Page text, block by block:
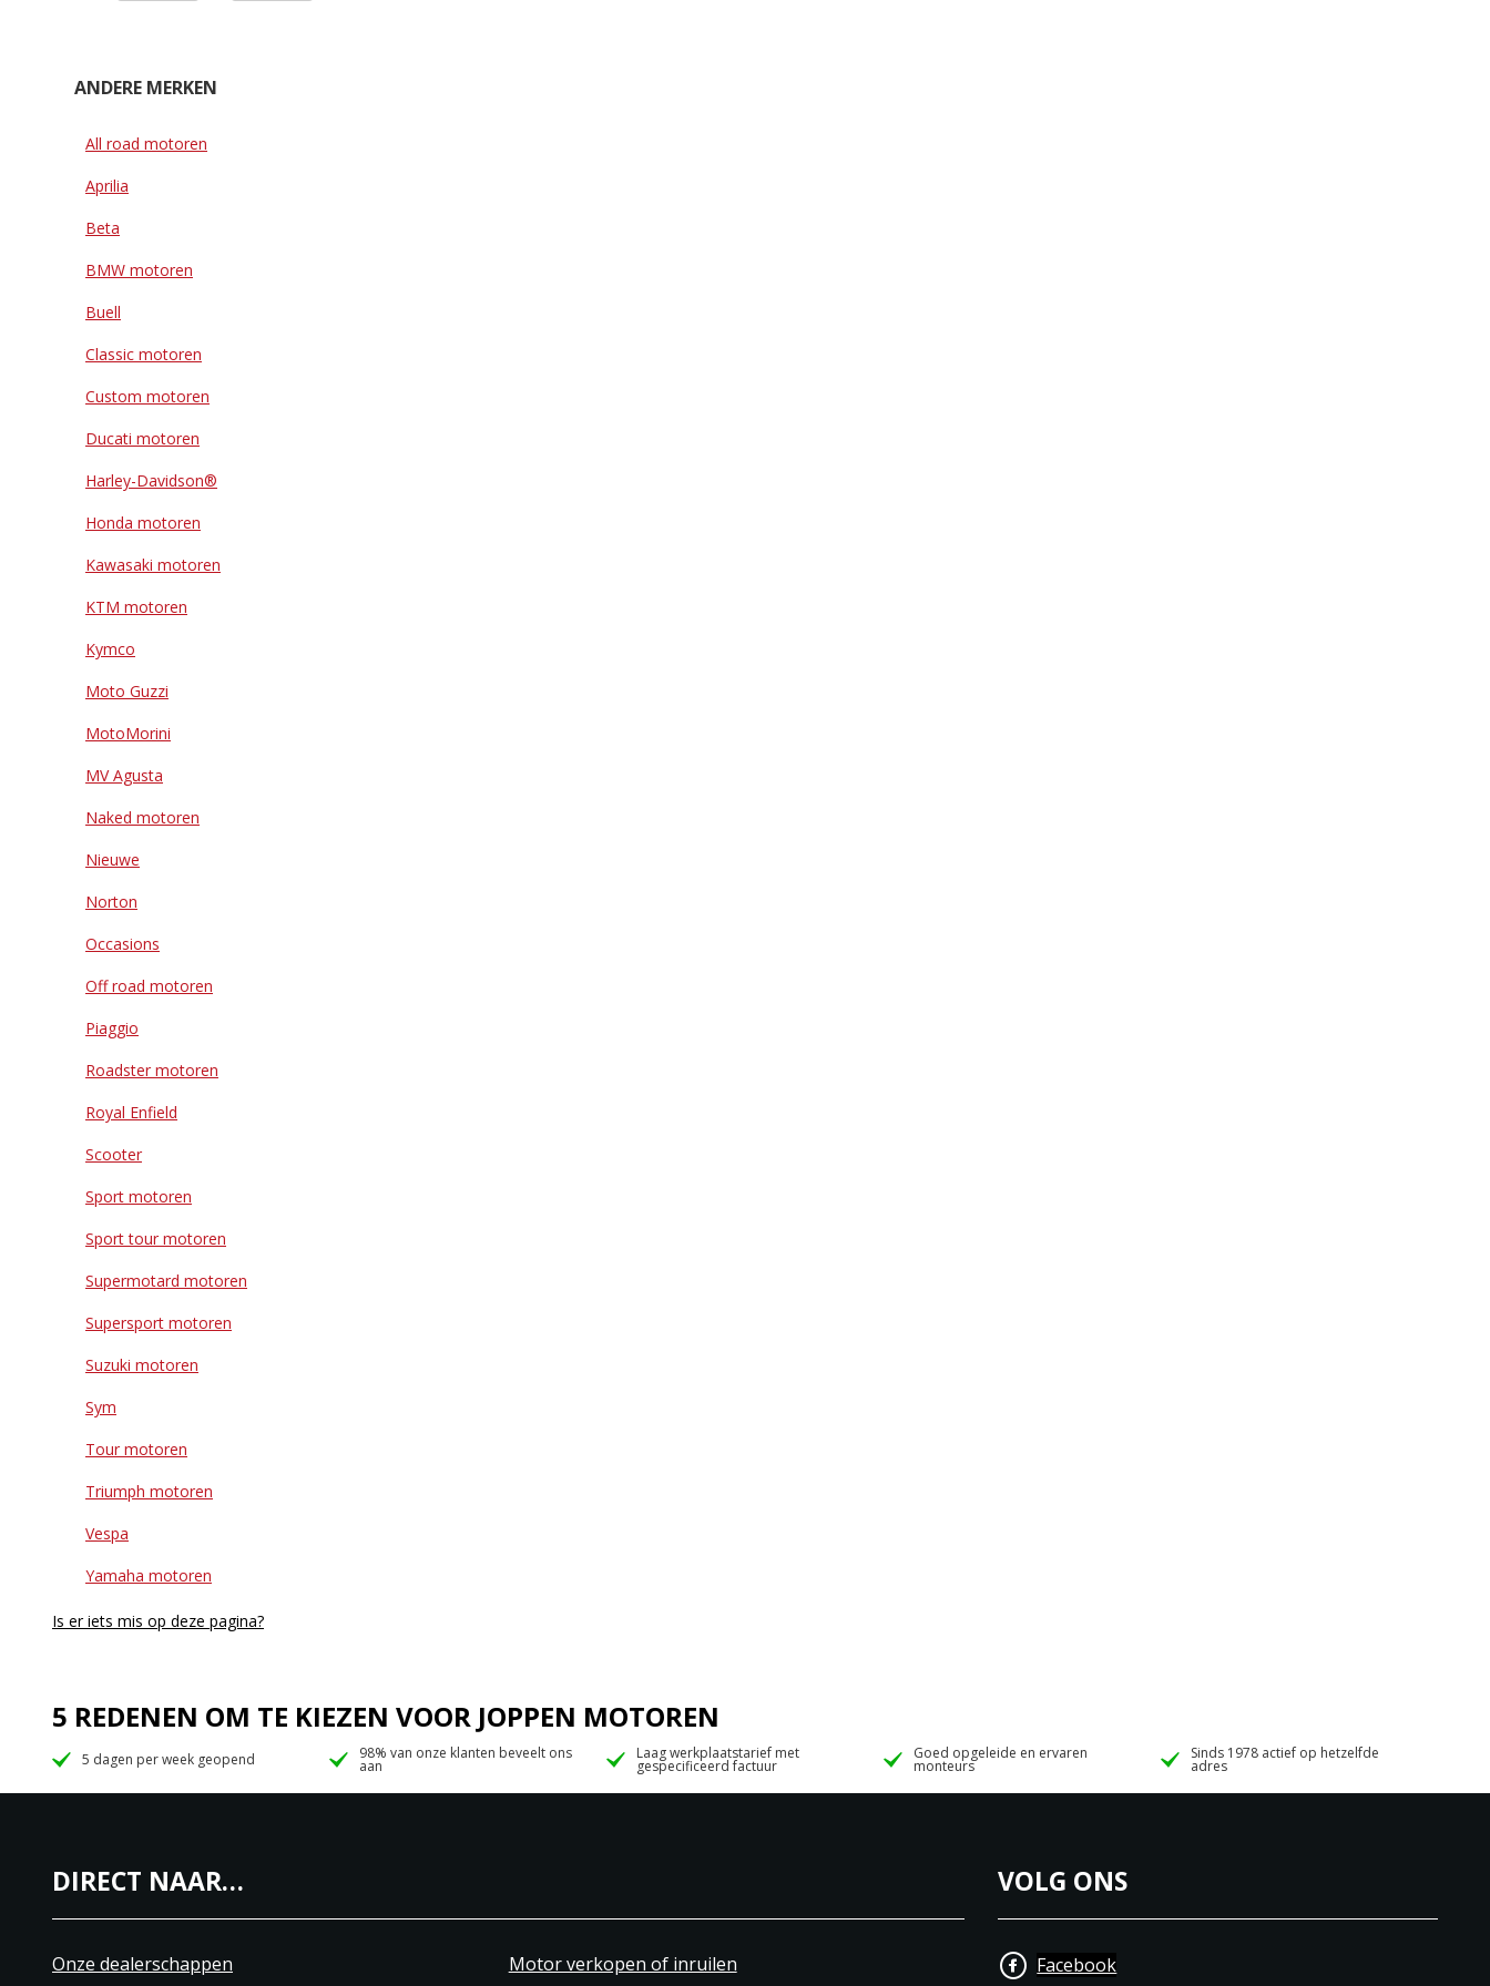
ANDERE MERKEN
All road motoren
Aprilia
Beta
BMW motoren
Buell
Classic motoren
Custom motoren
Ducati motoren
Harley-Davidson®
Honda motoren
Kawasaki motoren
KTM motoren
Kymco
Moto Guzzi
MotoMorini
MV Agusta
Naked motoren
Nieuwe
Norton
Occasions
Off road motoren
Piaggio
Roadster motoren
Royal Enfield
Scooter
Sport motoren
Sport tour motoren
Supermotard motoren
Supersport motoren
Suzuki motoren
Sym
Tour motoren
Triumph motoren
Vespa
Yamaha motoren
Is er iets mis op deze pagina?
5 REDENEN OM TE KIEZEN VOOR JOPPEN MOTOREN
5 dagen per week geopend 98% van onze klanten beveelt ons
aan
Laag werkplaatstarief met
gespecificeerd factuur
Goed opgeleide en ervaren
monteurs
Sinds 1978 actief op hetzelfde
adres
DIRECT NAAR…
Onze dealerschappen Motor verkopen of inruilen
VOLG ONS
Facebook